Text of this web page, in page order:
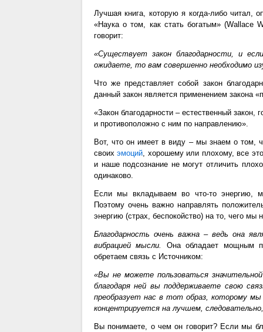
Лучшая книга, которую я когда-либо читал,
«Наука о том, как стать богатым» (Wallace
говорит:
«Существует закон благодарности, и
ожидаете, то вам совершенно необходимо
Что же представляет собой закон
данный закон является применением закона
«Закон благодарности – естественный
и противоположно с ним по направлению».
Вот, что он имеет в виду – мы знаем о том,
своихэмоций, хорошему или плохому, все
и наше подсознание не могут отличить
одинаково.
Если мы вкладываем во что-то энергию,
Поэтому очень важно направлять
энергию (страх, беспокойство) на то, чего мы
Благодарность очень важна – ведь она
вибрацией мысли.
Она обладает мощным
обретаем связь с Источником:
«Вы не можете пользоваться
благодаря ней вы поддерживаете свою
преобразует нас в тот образ, которому
концентрируется на лучшем,
Вы понимаете, о чем он говорит? Если мы